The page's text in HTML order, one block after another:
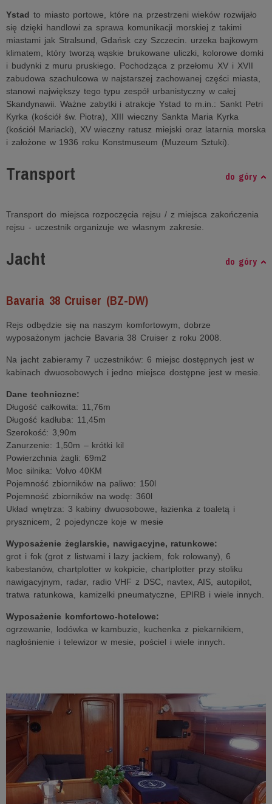
Ystad to miasto portowe, które na przestrzeni wieków rozwijało
się dzięki handlowi za sprawa komunikacji morskiej z takimi
miastami jak Stralsund, Gdańsk czy Szczecin. urzeka bajkowym
klimatem, który tworzą wąskie brukowane uliczki, kolorowe domki
i budynki z muru pruskiego. Pochodząca z przełomu XV i XVII
zabudowa szachulcowa w najstarszej zachowanej części miasta,
stanowi największy tego typu zespół urbanistyczny w całej
Skandynawii. Ważne zabytki i atrakcje Ystad to m.in.: Sankt Petri
Kyrka (kościół św. Piotra), XIII wieczny Sankta Maria Kyrka
(kościół Mariacki), XV wieczny ratusz miejski oraz latarnia morska
i założone w 1936 roku Konstmuseum (Muzeum Sztuki).
Transport do góry
Transport do miejsca rozpoczęcia rejsu / z miejsca zakończenia
rejsu - uczestnik organizuje we własnym zakresie.
Jacht do góry
Bavaria 38 Cruiser (BZ-DW)
Rejs odbędzie się na naszym komfortowym, dobrze
wyposażonym jachcie Bavaria 38 Cruiser z roku 2008.
Na jacht zabieramy 7 uczestników: 6 miejsc dostępnych jest w
kabinach dwuosobowych i jedno miejsce dostępne jest w mesie.
Dane techniczne:
Długość całkowita: 11,76m
Długość kadłuba: 11,45m
Szerokość: 3,90m
Zanurzenie: 1,50m – krótki kil
Powierzchnia żagli: 69m2
Moc silnika: Volvo 40KM
Pojemność zbiorników na paliwo: 150l
Pojemność zbiorników na wodę: 360l
Układ wnętrza: 3 kabiny dwuosobowe, łazienka z toaletą i
prysznicem, 2 pojedyncze koje w mesie
Wyposażenie żeglarskie, nawigacyjne, ratunkowe:
grot i fok (grot z listwami i lazy jackiem, fok rolowany), 6
kabestanów, chartplotter w kokpicie, chartplotter przy stoliku
nawigacyjnym, radar, radio VHF z DSC, navtex, AIS, autopilot,
tratwa ratunkowa, kamizelki pneumatyczne, EPIRB i wiele innych.
Wyposażenie komfortowo-hotelowe:
ogrzewanie, lodówka w kambuzie, kuchenka z piekarnikiem,
nagłośnienie i telewizor w mesie, pościel i wiele innych.